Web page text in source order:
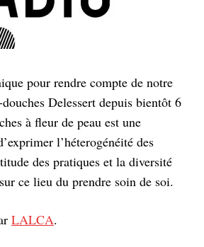
pour rendre compte de notre
Delessert depuis bientôt 6
à fleur de peau est une
l’héterogénéité des
des pratiques et la diversité
ce lieu du prendre soin de soi.
LALCA.